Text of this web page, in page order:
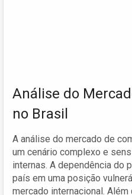
Análise do
no Brasil
A análise do mercado de
um cenário complexo e
internas. A dependência do
país em uma posição
mercado internacional.